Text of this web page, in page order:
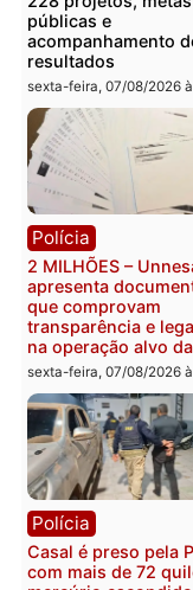
Você
Política
Marcos Rogério
Plano de
228 projetos,
públicas e
resultados
sexta-feira, 07/08/